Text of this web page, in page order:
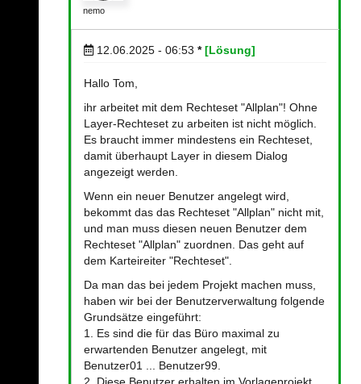
nemo
12.06.2025 - 06:53 * [Lösung]
Hallo Tom,
ihr arbeitet mit dem Rechteset "Allplan"! Ohne
Layer-Rechteset zu arbeiten ist nicht möglich.
Es braucht immer mindestens ein Rechteset,
damit überhaupt Layer in diesem Dialog
angezeigt werden.
Wenn ein neuer Benutzer angelegt wird,
bekommt das das Rechteset "Allplan" nicht mit,
und man muss diesen neuen Benutzer dem
Rechteset "Allplan" zuordnen. Das geht auf
dem Karteireiter "Rechteset".
Da man das bei jedem Projekt machen muss,
haben wir bei der Benutzerverwaltung folgende
Grundsätze eingeführt:
1. Es sind die für das Büro maximal zu
erwartenden Benutzer angelegt, mit
Benutzer01 ... Benutzer99.
2. Diese Benutzer erhalten im Vorlageprojekt